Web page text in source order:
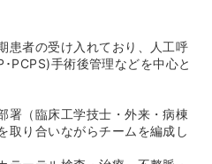
リセプター）として配置して
にしているため、中途の職員
らかれております。
1分の所に寮がございます！
しやすい環境となっておりま
ニフォームから6セット選べ
患者の受け入れており、人工呼
PCPS)手術後管理などを中心と
署（臨床工学技士・外来・病棟
取り合いながらチームを編成し